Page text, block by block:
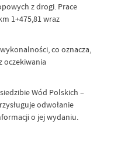
z drogi. Prace
1+475,81 wraz
co oznacza,
oczekiwania
Wód Polskich –
odwołanie
o jej wydaniu.